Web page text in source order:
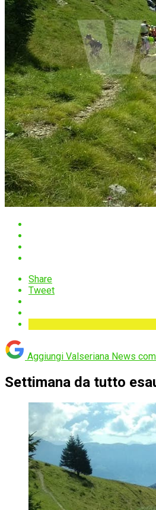
Share
Tweet
Aggiungi Valseriana News
Settimana da tutto